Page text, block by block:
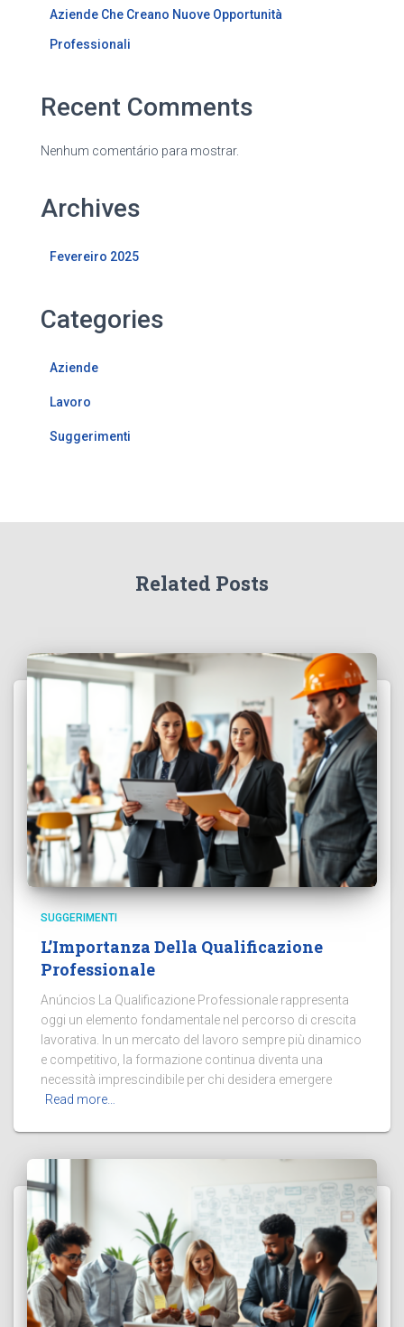
Aziende Che Creano Nuove Opportunità
Professionali
Recent Comments
Nenhum comentário para mostrar.
Archives
Fevereiro 2025
Categories
Aziende
Lavoro
Suggerimenti
Related Posts
SUGGERIMENTI
L’Importanza Della Qualificazione
Professionale
Anúncios La Qualificazione Professionale rappresenta
oggi un elemento fondamentale nel percorso di crescita
lavorativa. In un mercato del lavoro sempre più dinamico
e competitivo, la formazione continua diventa una
necessità imprescindibile per chi desidera emergere
Read more…